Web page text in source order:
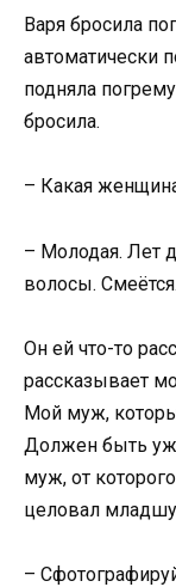
Варя бросила
автоматически
подняла
бросила.
– Какая
– Молодая. Лет
волосы.
Он ей что-то
рассказывает
Мой муж,
Должен быть
муж, от
целовал
–